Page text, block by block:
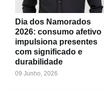
Dia dos Namorados
2026: consumo afetivo
impulsiona presentes
com significado e
durabilidade
09 Junho, 2026